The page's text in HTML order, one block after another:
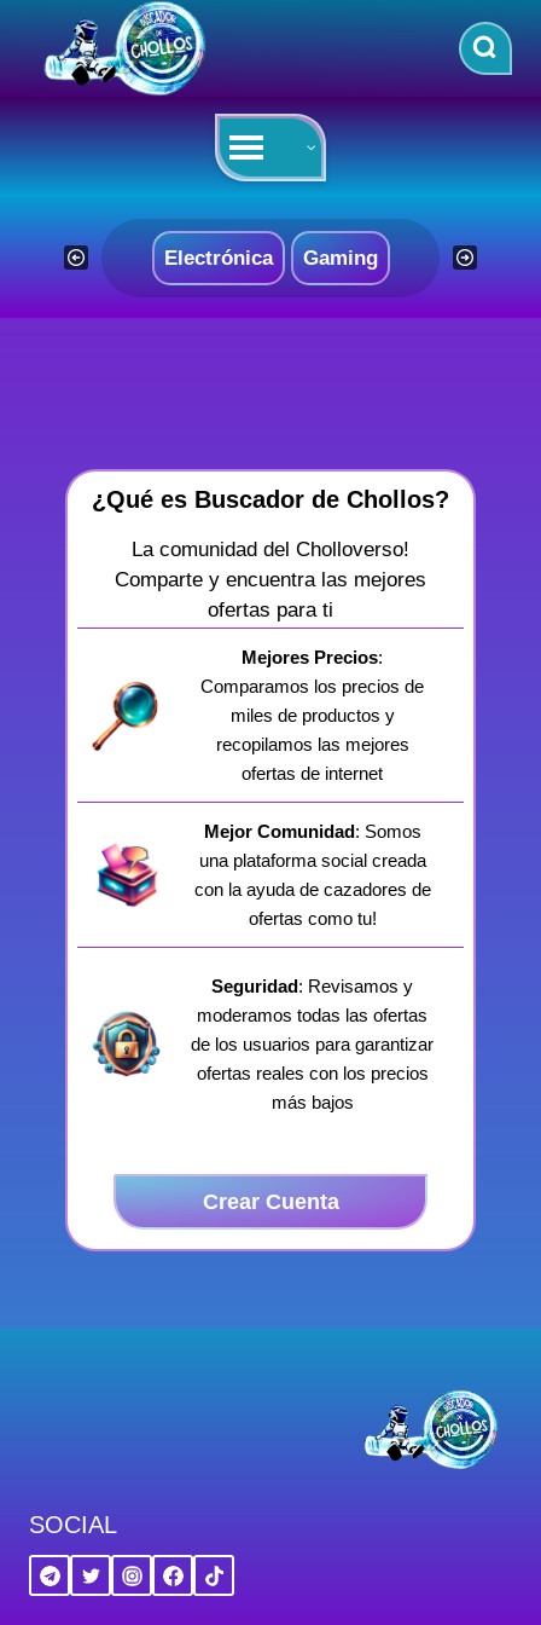
contenido
Electrónica Gaming
¿Qué es Buscador de Chollos?
La comunidad del Cholloverso!
Comparte y encuentra las mejores
ofertas para ti
Mejores Precios:
Comparamos los precios de
miles de productos y
recopilamos las mejores
ofertas de internet
Mejor Comunidad: Somos
una plataforma social creada
con la ayuda de cazadores de
ofertas como tu!
Seguridad: Revisamos y
moderamos todas las ofertas
de los usuarios para garantizar
ofertas reales con los precios
más bajos
Crear Cuenta
SOCIAL